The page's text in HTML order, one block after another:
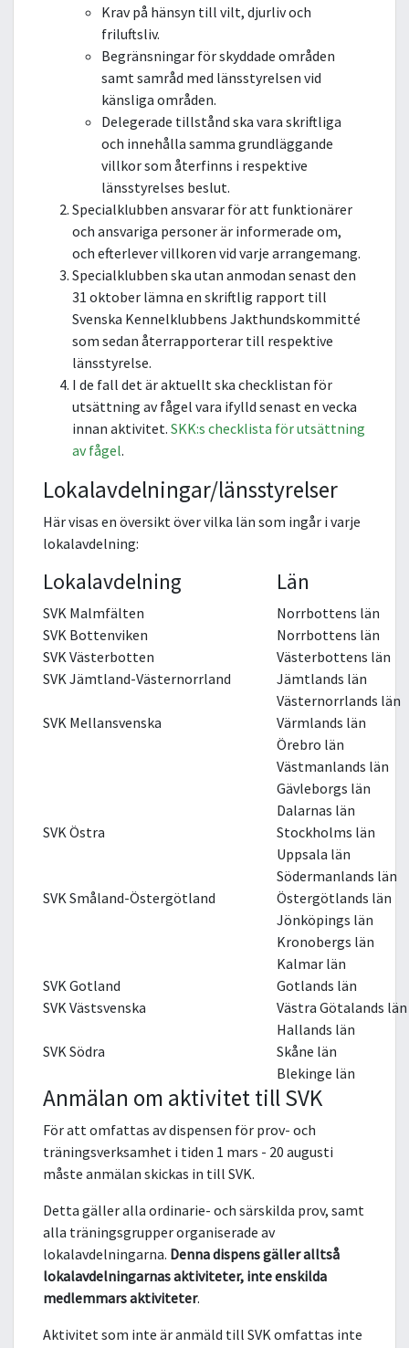
Krav på hänsyn till vilt, djurliv och
friluftsliv.
Begränsningar för skyddade områden
samt samråd med länsstyrelsen vid
känsliga områden.
Delegerade tillstånd ska vara skriftliga
och innehålla samma grundläggande
villkor som återfinns i respektive
länsstyrelses beslut.
Specialklubben ansvarar för att funktionärer
och ansvariga personer är informerade om,
och efterlever villkoren vid varje arrangemang.
Specialklubben ska utan anmodan senast den
31 oktober lämna en skriftlig rapport till
Svenska Kennelklubbens Jakthundskommitté
som sedan återrapporterar till respektive
länsstyrelse.
I de fall det är aktuellt ska checklistan för
utsättning av fågel vara ifylld senast en vecka
innan aktivitet. SKK:s checklista för utsättning
av fågel.
Lokalavdelningar/länsstyrelser
Här visas en översikt över vilka län som ingår i varje
lokalavdelning:
Lokalavdelning Län
SVK Malmfälten
Norrbottens län
SVK Bottenviken
Norrbottens län
SVK Västerbotten
Västerbottens län
SVK Jämtland-Västernorrland
Jämtlands län
Västernorrlands län
SVK Mellansvenska
Värmlands län
Örebro län
Västmanlands län
Gävleborgs län
Dalarnas län
SVK Östra
Stockholms län
Uppsala län
Södermanlands län
SVK Småland-Östergötland
Östergötlands län
Jönköpings län
Kronobergs län
Kalmar län
SVK Gotland
Gotlands län
SVK Västsvenska
Västra Götalands län
Hallands län
SVK Södra
Skåne län
Blekinge län
Anmälan om aktivitet till SVK
För att omfattas av dispensen för prov- och
träningsverksamhet i tiden 1 mars - 20 augusti
måste anmälan skickas in till SVK.
Detta gäller alla ordinarie- och särskilda prov, samt
alla träningsgrupper organiserade av
lokalavdelningarna. Denna dispens gäller alltså
lokalavdelningarnas aktiviteter, inte enskilda
medlemmars aktiviteter.
Aktivitet som inte är anmäld till SVK omfattas inte